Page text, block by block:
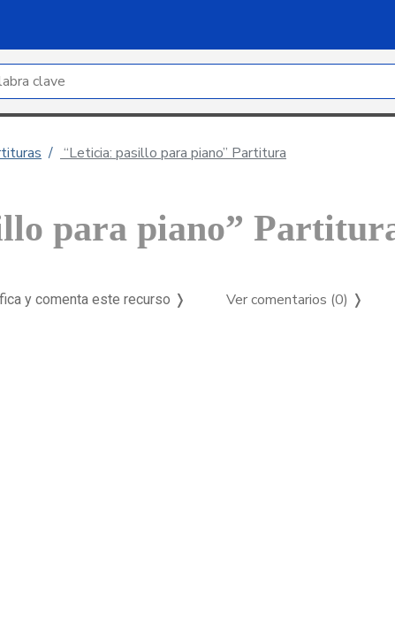
por palabra clave
“Leticia: pasillo para piano” Partitura
para piano”
y comenta este recurso ❭ Ver comentarios (0) ❭